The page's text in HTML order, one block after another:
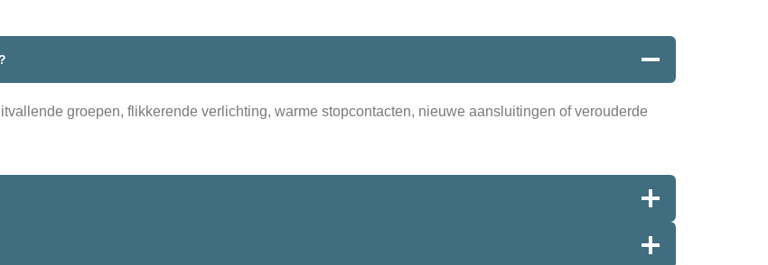
groepen, flikkerende verlichting, warme stopcontacten, nieuwe aansluitingen of verouderde